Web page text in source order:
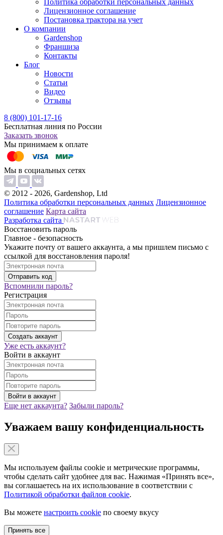
Лицензионное соглашение
Постановка трактора на учет
О компании
Gardenshop
Франшиза
Контакты
Блог
Новости
Статьи
Видео
Отзывы
8 (800) 101-17-16
Бесплатная линия по России
Заказать звонок
Мы принимаем к оплате
Мы в социальных сетях
© 2012 - 2026, Gardenshop, Ltd
Политика обработки персональных данных Лицензионное
соглашение Карта сайта
Разработка сайта
Восстановить пароль
Главное - безопасность
Укажите почту от вашего аккаунта, а мы пришлем письмо с
ссылкой для восстановления пароля!
Вспомнили пароль?
Регистрация
Уже есть аккаунт?
Войти в аккаунт
Еще нет аккаунта? Забыли пароль?
Уважаем вашу конфиденциальность
Мы используем файлы cookie и метрические программы,
чтобы сделать сайт удобнее для вас. Нажимая «Принять все»,
вы соглашаетесь на их использование в соответствии с
Политикой обработки файлов cookie.
Вы можете настроить cookie по своему вкусу
Принять все